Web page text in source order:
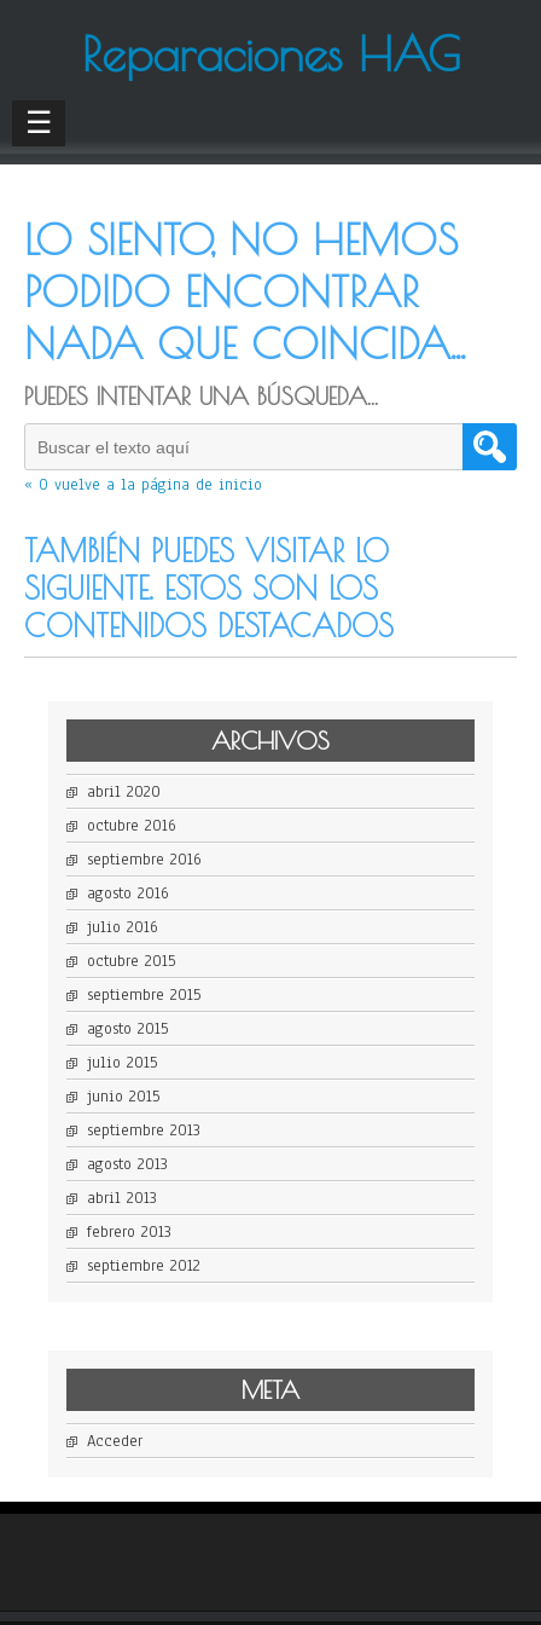
Reparaciones HAG
☰
LO SIENTO, NO HEMOS
PODIDO ENCONTRAR
NADA QUE COINCIDA...
PUEDES INTENTAR UNA BÚSQUEDA...
« O vuelve a la página de inicio
TAMBIÉN PUEDES VISITAR LO
SIGUIENTE. ESTOS SON LOS
CONTENIDOS DESTACADOS
ARCHIVOS
abril 2020
octubre 2016
septiembre 2016
agosto 2016
julio 2016
octubre 2015
septiembre 2015
agosto 2015
julio 2015
junio 2015
septiembre 2013
agosto 2013
abril 2013
febrero 2013
septiembre 2012
META
Acceder